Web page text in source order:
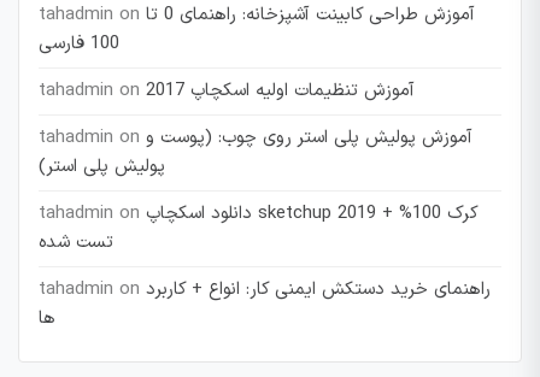
tahadmin on آموزش طراحی کابینت آشپزخانه: راهنمای 0 تا
100 فارسی
tahadmin on
آموزش تنظیمات اولیه اسکچاپ 2017
tahadmin on آموزش پولیش پلی استر روی چوب: (پوست و
پولیش پلی استر)
tahadmin on دانلود اسکچاپ sketchup 2019 + کرک 100%
تست شده
tahadmin on راهنمای خرید دستکش ایمنی کار: انواع + کاربرد
ها